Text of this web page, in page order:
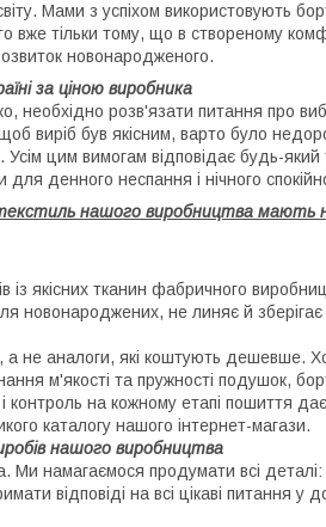
Мами з успіхом використовують
вже тільки тому, що в створеному
новонародженого.
за ціною виробника
необхідно розв'язати питання про
виріб був якісним, варто було
цим вимогам відповідає будь-який
для денного неспання і нічного
нашого виробництва мають
якісних тканин фабричного
новонароджених, не линяє й зберігає
не аналоги, які коштують дешевше.
м'якості та пружності подушок,
контроль на кожному етапі пошиття
каталогу нашого інтернет-магази.
нашого виробництва
Ми намагаємося продумати всі
відповіді на всі цікаві питання у